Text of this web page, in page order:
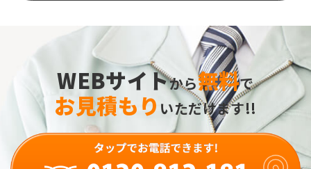
WEBサイトから無料で
お見積もり いただけます!!